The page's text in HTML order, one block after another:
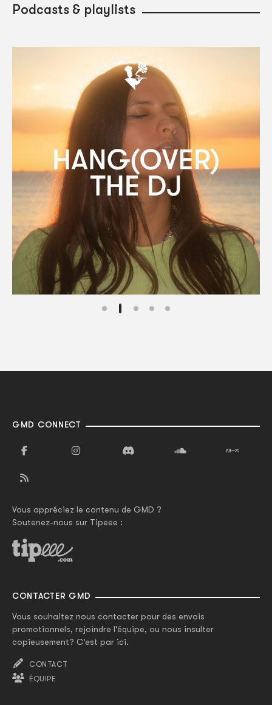
Podcasts & playlists
GMD CONNECT
Vous appréciez le contenu de GMD ?
Soutenez-nous sur Tipeee :
CONTACTER GMD
Vous souhaitez nous contacter pour des envois
promotionnels, rejoindre l'équipe, ou nous insulter
copieusement? C'est par ici.
CONTACT
ÉQUIPE